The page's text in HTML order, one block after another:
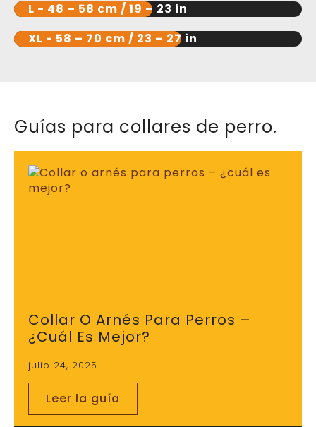
L - 48 – 58 cm / 19 – 23 in
XL - 58 – 70 cm / 23 – 27 in
Guías para collares de perro.
Collar O Arnés Para Perros –
¿cuál Es Mejor?
julio 24, 2025
Leer la guía